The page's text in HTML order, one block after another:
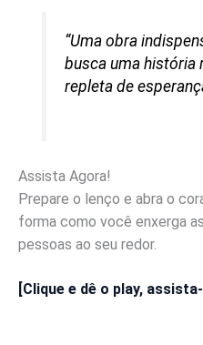
“Uma obra
busca uma história
repleta de
Assista Agora!
Prepare o lenço e abra o
forma como você enxerga
pessoas ao seu redor.
[Clique e dê o play,